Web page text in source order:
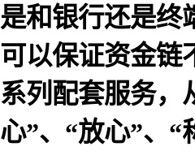
是和银行还是终
可以保证资金链
系列配套服务，
心”、“放心”、